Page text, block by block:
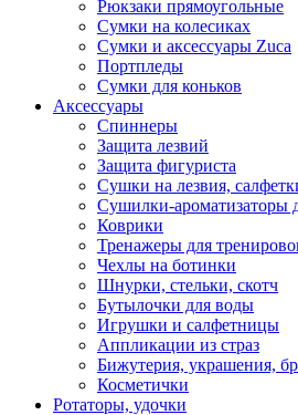
Рюкзаки прямоугольные
Сумки на колесиках
Сумки и аксессуары Zuca
Портпледы
Сумки для коньков
Аксессуары
Спиннеры
Защита лезвий
Защита фигуриста
Сушки на лезвия,
Сушилки-ароматизаторы
Коврики
Тренажеры для
Чехлы на ботинки
Шнурки, стельки, скотч
Бутылочки для воды
Игрушки и салфетницы
Аппликации из страз
Бижутерия, украшения,
Косметички
Ротаторы, удочки